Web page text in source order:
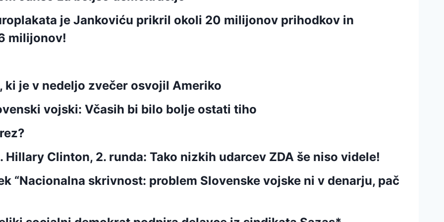
je Jankoviću prikril okoli 20 milijonov prihodkov in
milijonov!
je v nedeljo zvečer osvojil Ameriko
vojski: Včasih bi bilo bolje ostati tiho
Clinton, 2. runda: Tako nizkih udarcev ZDA še niso videle!
“Nacionalna skrivnost: problem Slovenske vojske ni v denarju, pač